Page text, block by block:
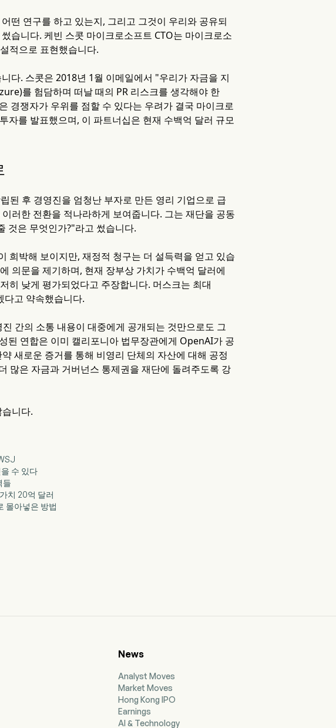
떤 연구를 하고 있는지, 그리고 그것이 우리와 공유되
습니다. 케빈 스콧 마이크로소프트 CTO는 마이크로소
적으로 표현했습니다.
다. 스콧은 2018년 1월 이메일에서 "우리가 자금을 지
를 험담하며 떠날 때의 PR 리스크를 생각해야 한
경쟁자가 우위를 점할 수 있다는 우려가 결국 마이크로
자를 발표했으며, 이 파트너십은 현재 수백억 달러 규모
된 후 경영진을 엄청난 부자로 만든 영리 기업으로 급
러한 전환을 적나라하게 보여줍니다. 그는 재단을 공동
것은 무엇인가?"라고 썼습니다.
희박해 보이지만, 재정적 청구는 더 설득력을 얻고 있습
의문을 제기하며, 현재 장부상 가치가 수백억 달러에
히 낮게 평가되었다고 주장합니다. 머스크는 최대
다고 약속했습니다.
간의 소통 내용이 대중에게 공개되는 것만으로도 그
된 연합은 이미 캘리포니아 법무장관에게 OpenAI가 공
새로운 증거를 통해 비영리 단체의 자산에 대해 공정
많은 자금과 거버넌스 통제권을 재단에 돌려주도록 강
니다.
수 있다
들
치 20억 달러
몰아넣은 방법
News
Analyst Moves
Market Moves
Hong Kong IPO
Earnings
AI & Technology